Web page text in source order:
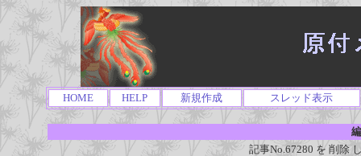
HOME HELP 新規作成 スレッド表示
記事No.67280 を 削除